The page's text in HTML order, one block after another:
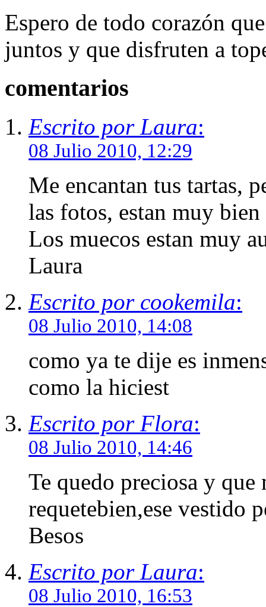
Espero de todo corazón
juntos y que disfruten a
comentarios
Escrito por Laura:
08 Julio 2010, 12:29
Me encantan tus tartas,
las fotos, estan muy bien
Los muecos estan muy
Laura
Escrito por cookemila:
08 Julio 2010, 14:08
como ya te dije es
como la hiciest
Escrito por Flora:
08 Julio 2010, 14:46
Te quedo preciosa y
requetebien,ese vestido
Besos
Escrito por Laura:
08 Julio 2010, 16:53